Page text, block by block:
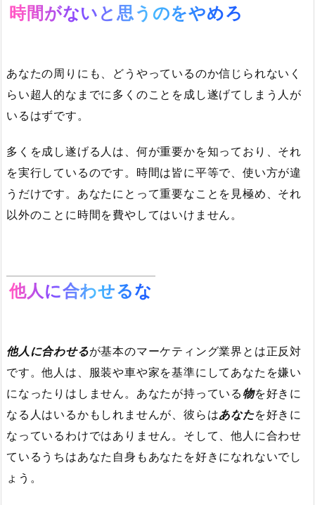
時間がないと思うのをやめろ
あなたの周りにも、どうやっているのか信じられないく
らい超人的なまでに多くのことを成し遂げてしまう人が
いるはずです。
多くを成し遂げる人は、何が重要かを知っており、それ
を実行しているのです。時間は皆に平等で、使い方が違
うだけです。あなたにとって重要なことを見極め、それ
以外のことに時間を費やしてはいけません。
他人に合わせるな
他人に合わせるが基本のマーケティング業界とは正反対
です。他人は、服装や車や家を基準にしてあなたを嫌い
になったりはしません。あなたが持っている 物を好きに
なる人はいるかもしれませんが、彼らはあなたを好きに
なっているわけではありません。そして、他人に合わせ
ているうちはあなた自身もあなたを好きになれないでし
ょう。